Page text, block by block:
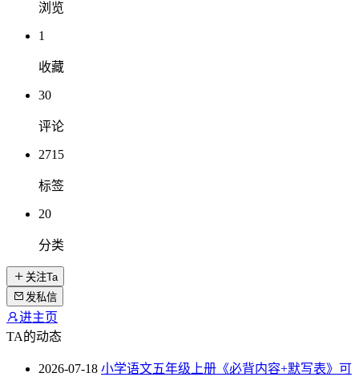
浏览
1
收藏
30
评论
2715
标签
20
分类
关注Ta
发私信
进主页
TA的动态
2026-07-18 小学语文五年级上册《必背内容+默写表》可